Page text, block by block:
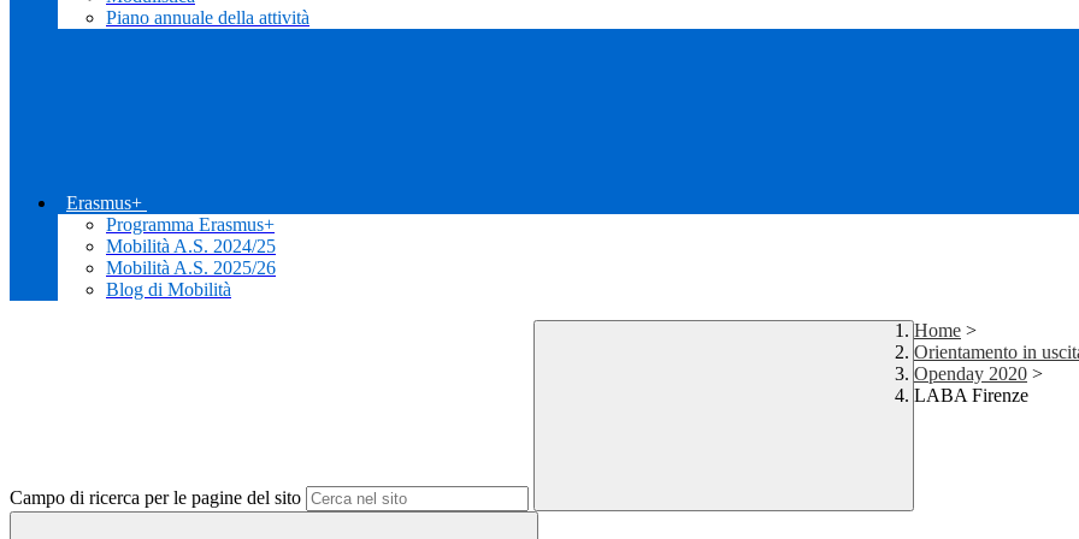
Piano annuale della attività
Erasmus+
Programma Erasmus+
Mobilità A.S. 2024/25
Mobilità A.S. 2025/26
Blog di Mobilità
Campo di ricerca per le pagine del sito
Home >
Orientamento in
Openday 2020 >
LABA Firenze